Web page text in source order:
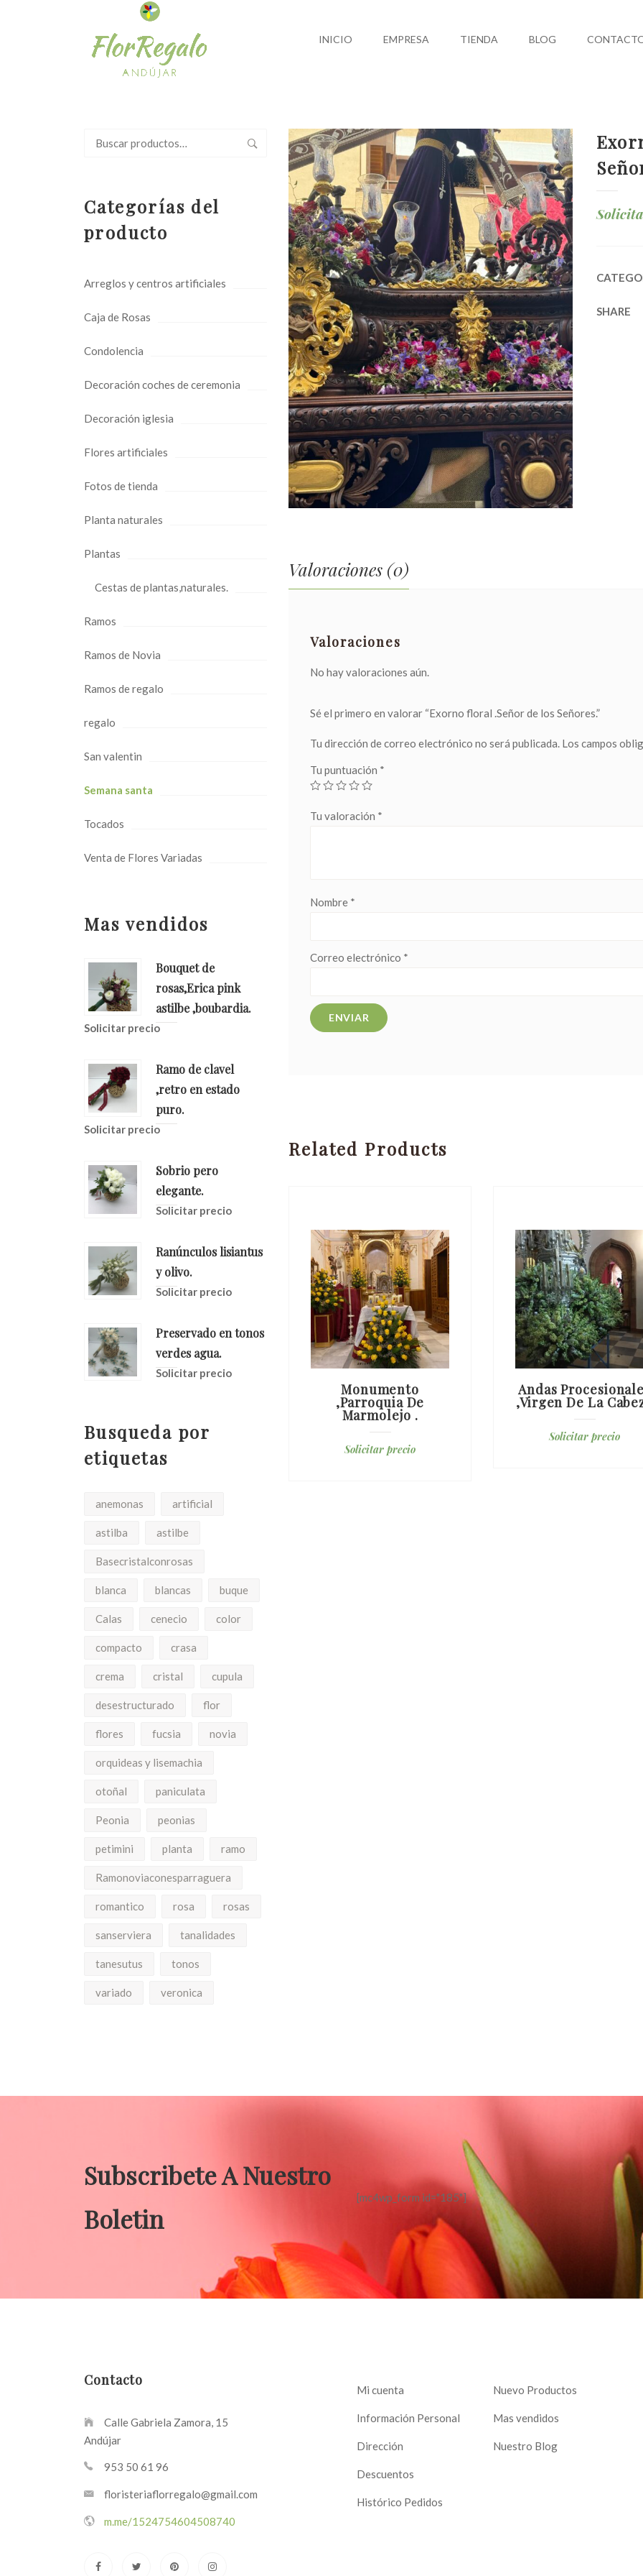
INICIO EMPRESA TIENDA BLOG
Buscar
Categorías del
producto
Arreglos y centros artificiales
Caja de Rosas
Condolencia
Decoración coches de ceremonia
Decoración iglesia
Flores artificiales
Fotos de tienda
Planta naturales
Plantas
Cestas de plantas,naturales.
Ramos
Ramos de Novia
Ramos de regalo
regalo
San valentin
Semana santa
Tocados
Venta de Flores Variadas
Mas vendidos
Bouquet de
rosas,Erica pink
astilbe ,boubardia.
Solicitar precio
Ramo de clavel
,retro en estado
puro.
Solicitar precio
Sobrio pero
elegante.
Solicitar precio
Ranúnculos lisiantus
y olivo.
Solicitar precio
Preservado en tonos
verdes agua.
Solicitar precio
Busqueda por
etiquetas
anemonas artificial
astilba astilbe
Basecristalconrosas
blanca blancas buque
Calas cenecio color
compacto crasa
crema cristal cupula
desestructurado flor
flores fucsia novia
orquideas y lisemachia
otoñal paniculata
Peonia peonias
petimini planta ramo
Ramonoviaconesparraguera
romantico rosa rosas
sanserviera tanalidades
tanesutus tonos
variado veronica
SHARE
Valoraciones (0)
Valoraciones
No hay valoraciones aún.
Sé el primero en valorar “Exorno floral .Señor de los Señores.”
Tu dirección de correo electrónico no será publicada. Los campos
Tu puntuación *
Tu valoración *
Nombre *
Correo electrónico *
Related Products
Solicitar precio
Monumento
,parroquia De
Marmolejo .
Solicitar precio
Andas
,virgen De La
Solicitar precio
Subscribete A Nuestro
Boletin
[mc4wp_form id="185"]
Contacto
Calle Gabriela Zamora, 15
Andújar
953 50 61 96
floristeriaflorregalo@gmail.com
m.me/1524754604508740
Mi cuenta
Información Personal
Dirección
Descuentos
Histórico Pedidos
Nuevo Productos
Mas vendidos
Nuestro Blog